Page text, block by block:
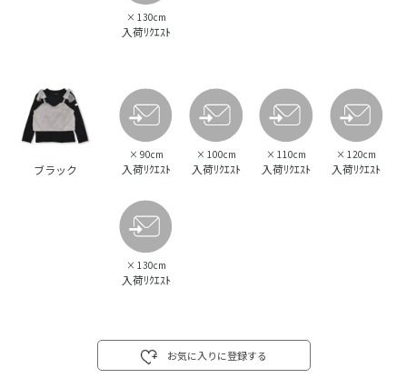
× 130cm
入荷ﾘｸｴｽﾄ
ブラック
× 90cm
入荷ﾘｸｴｽﾄ
× 100cm
入荷ﾘｸｴｽﾄ
× 110cm
入荷ﾘｸｴｽﾄ
× 120cm
入荷ﾘｸｴｽﾄ
× 130cm
入荷ﾘｸｴｽﾄ
お気に入りに登録する